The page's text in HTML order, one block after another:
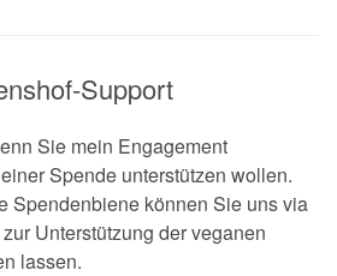
Support
Sie mein Engagement
Spende unterstützen wollen.
Spendenbiene können Sie uns via
Unterstützung der veganen
lassen.